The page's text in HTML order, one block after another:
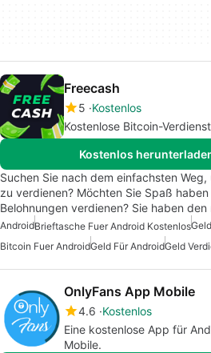
Freecash
5 Kostenlos
Kostenlose Bitcoin-
Kostenlos
Suchen Sie nach dem einfachsten
zu verdienen? Möchten Sie Spaß
Belohnungen verdienen? Sie haben
AndroidBrieftasche Fuer Android Kostenlos
Bitcoin Fuer AndroidGeld Für AndroidGeld
OnlyFans App Mobile
4.6 Kostenlos
Eine kostenlose App für
Mobile.